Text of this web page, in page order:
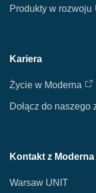
Produkty w rozwoju
Kariera
Życie w Moderna
Dołącz do naszego
Kontakt z Moderna
Warsaw UNIT